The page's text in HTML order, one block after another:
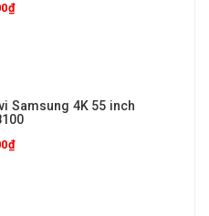
Samsung 4K 55 inch